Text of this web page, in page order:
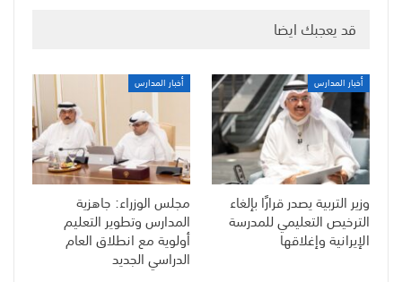
قد يعجبك ايضا
أخبار المدارس
وزير التربية يصدر قرارًا بإلغاء
الترخيص التعليمي للمدرسة
الإيرانية وإغلاقها
أخبار المدارس
مجلس الوزراء: جاهزية
المدارس وتطوير التعليم
أولوية مع انطلاق العام
الدراسي الجديد